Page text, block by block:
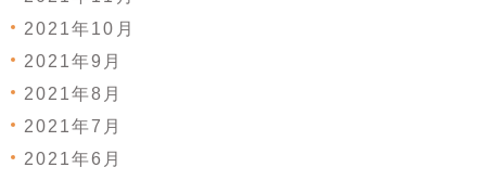
2021年10月
2021年9月
2021年8月
2021年7月
2021年6月